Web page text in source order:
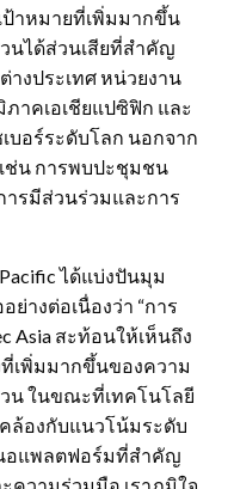
ป้าหมายที่เพิ่มมากขึ้น
นได้ส่วนเสียที่สำคัญ
างประเทศ หน่วยงาน
าคเอเชียแปซิฟิก และ
บอร์ระดับโลก นอกจาก
ช่น การพบปะชุมชน
ารมีส่วนร่วมและการ
ได้แบ่งปันมุม
ย่างต่อเนื่องว่า “การ
Asia สะท้อนให้เห็นถึง
เพิ่มมากขึ้นของความ
น ในขณะที่เทคโนโลยี
ล้องกับแนวโน้มระดับ
อแพลตฟอร์มที่สำคัญ
ความร่วมมือ เราภูมิใจ